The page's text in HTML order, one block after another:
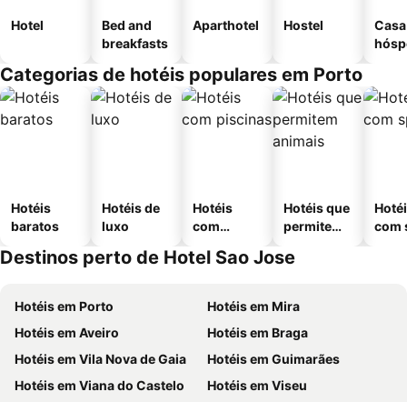
Hotel
Bed and
breakfasts
Aparthotel Hostel
Categorias de hotéis populares em Porto
Hotéis
baratos
Hotéis de
luxo
Hotéis
com
Hotéis que
permitem
com
Destinos perto de Hotel Sao Jose
Hotéis em Porto
Hotéis em Mira
Hotéis em Aveiro
Hotéis em Braga
Hotéis em Vila Nova de Gaia
Hotéis em Guimarães
Hotéis em Viana do Castelo
Hotéis em Viseu